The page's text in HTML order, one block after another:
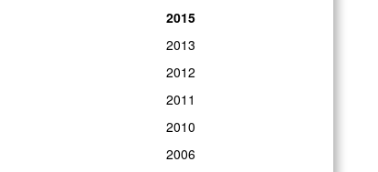
2015
2013
2012
2011
2010
2006